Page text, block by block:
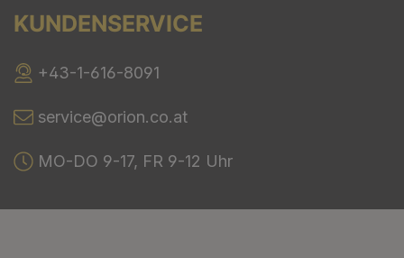
KUNDENSERVICE
+43-1-616-8091
service@orion.co.at
MO-DO 9-17, FR 9-12 Uhr